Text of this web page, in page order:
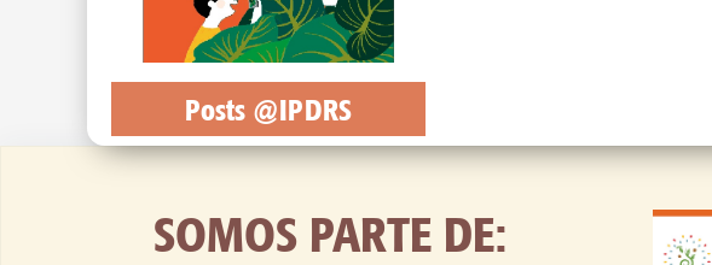
Posts @IPDRS
SOMOS PARTE DE: